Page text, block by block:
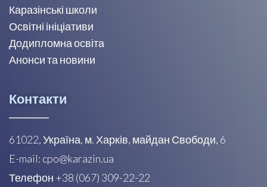
Каразінські школи
Освітні ініціативи
Додипломна освіта
Анонси та новини
Контакти
61022, Україна, м. Харків, майдан Свободи, 6
E-mail: cpo@karazin.ua
Телефон +38 (067) 309-22-22